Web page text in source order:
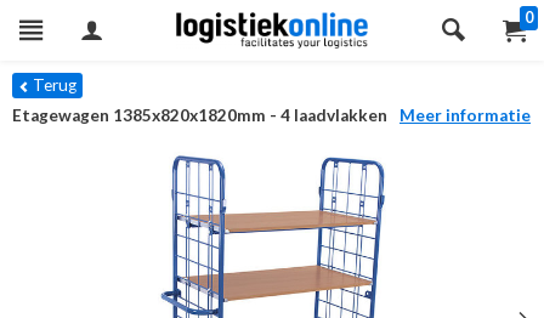
0
Terug
Etagewagen 1385x820x1820mm - 4 laadvlakken
Meer informatie